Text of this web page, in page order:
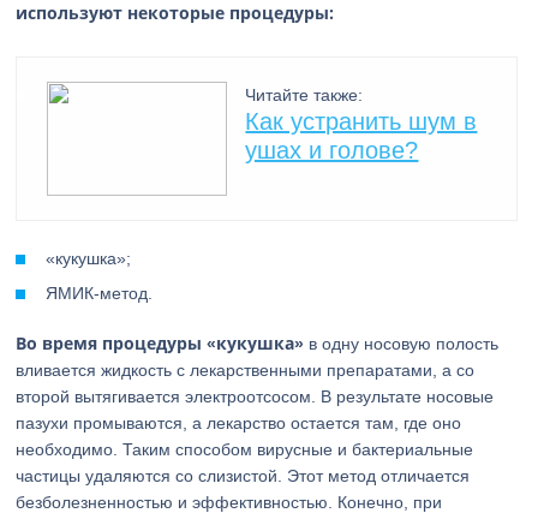
используют некоторые процедуры:
Читайте также:
Как устранить шум в
ушах и голове?
«кукушка»;
ЯМИК-метод.
Во время процедуры «кукушка» в одну носовую полость
вливается жидкость с лекарственными препаратами, а со
второй вытягивается электроотсосом. В результате носовые
пазухи промываются, а лекарство остается там, где оно
необходимо. Таким способом вирусные и бактериальные
частицы удаляются со слизистой. Этот метод отличается
безболезненностью и эффективностью. Конечно, при